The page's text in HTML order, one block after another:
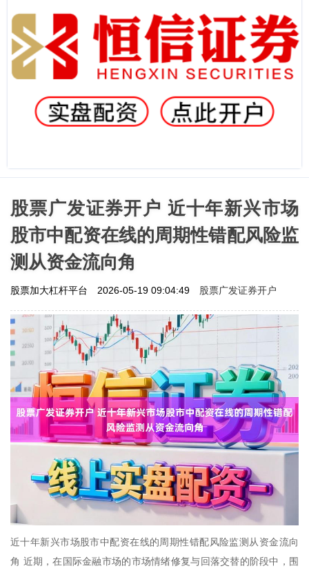
股票广发证券开户 近十年新兴市场
股市中配资在线的周期性错配风险监
测从资金流向角
股票加大杠杆平台 2026-05-19 09:04:49 股票广发证券开户
近十年新兴市场股市中配资在线的周期性错配风险监测从资金流向
角 近期，在国际金融市场的市场情绪修复与回落交替的阶段中，围